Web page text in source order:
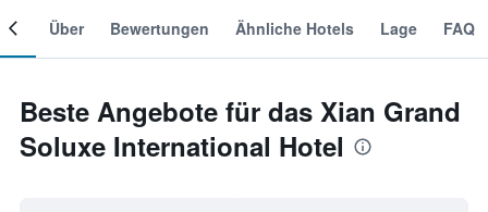
Über Bewertungen Ähnliche Hotels Lage FAQ
Beste Angebote für das Xian Grand
Soluxe International Hotel